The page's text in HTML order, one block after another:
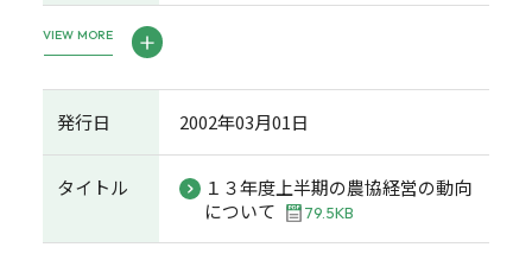
VIEW MORE
発行日 2002年03月01日
タイトル
１３年度上半期の農協経営の動向
について
79.5KB